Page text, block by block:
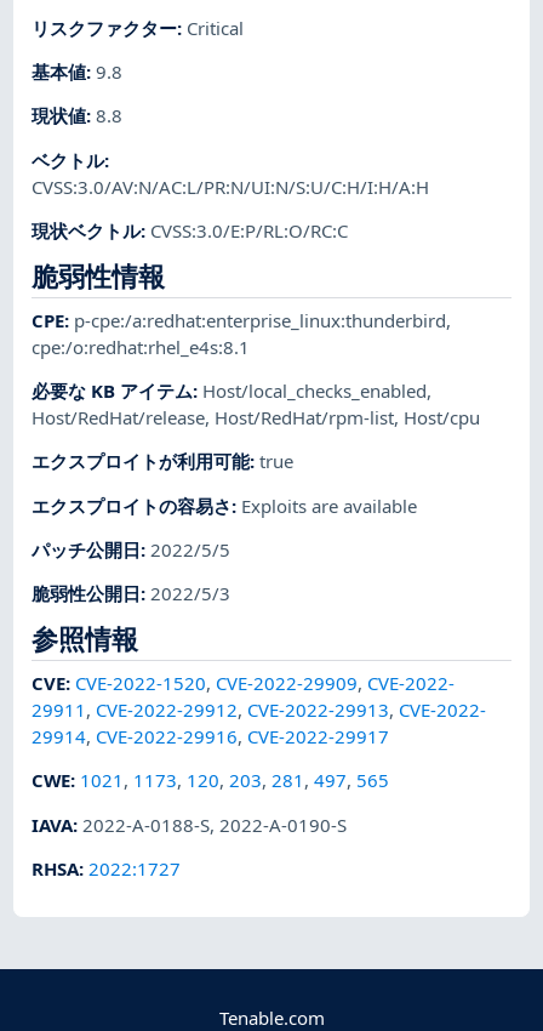
リスクファクター: Critical
基本値:9.8
現状値:8.8
ベクトル:
CVSS:3.0/AV:N/AC:L/PR:N/UI:N/S:U/C:H/I:H/A:H
現状ベクトル: CVSS:3.0/E:P/RL:O/RC:C
脆弱性情報
CPE: p-cpe:/a:redhat:enterprise_linux:thunderbird,
cpe:/o:redhat:rhel_e4s:8.1
必要な KB アイテム: Host/local_checks_enabled,
Host/RedHat/release, Host/RedHat/rpm-list, Host/cpu
エクスプロイトが利用可能:true
エクスプロイトの容易さ: Exploits are available
パッチ公開日: 2022/5/5
脆弱性公開日:2022/5/3
参照情報
CVE: CVE-2022-1520, CVE-2022-29909, CVE-2022-
29911 , CVE-2022-29912, CVE-2022-29913, CVE-2022-
29914, CVE-2022-29916, CVE-2022-29917
CWE: 1021 , 1173, 120,203,281 ,497, 565
IAVA: 2022-A-0188-S, 2022-A-0190-S
RHSA: 2022:1727
Tenable.com